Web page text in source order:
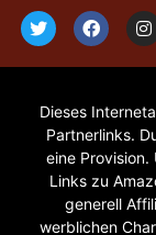
Dieses
Partnerlinks.
eine
Links zu
generell
werblichen